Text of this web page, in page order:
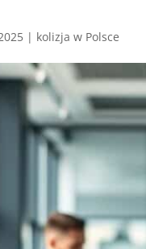
| kolizja w Polsce